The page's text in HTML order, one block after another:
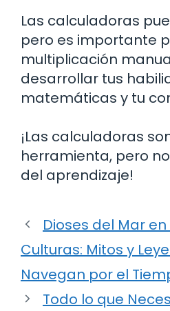
Las calculadoras
pero es importante
multiplicación
desarrollar tus
matemáticas y tu
¡Las calculadoras
herramienta, pero
del aprendizaje!
Dioses del Mar
Culturas: Mitos y
Navegan por el
Todo lo que